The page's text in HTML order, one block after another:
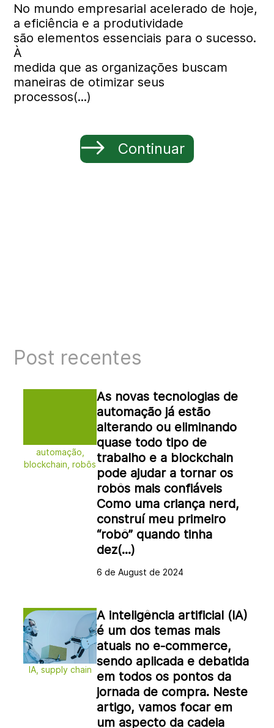
No mundo empresarial acelerado de hoje,
a eficiência e a produtividade
são elementos essenciais para o sucesso.
À
medida que as organizações buscam
maneiras de otimizar seus
processos(...)
Continuar
Post recentes
automação,
blockchain, robôs
As novas tecnologias de
automação já estão
alterando ou eliminando
quase todo tipo de
trabalho e a blockchain
pode ajudar a tornar os
robôs mais confiáveis
Como uma criança nerd,
construí meu primeiro
“robô” quando tinha
dez(...)
6 de August de 2024
IA, supply chain
A inteligência artificial (IA)
é um dos temas mais
atuais no e-commerce,
sendo aplicada e debatida
em todos os pontos da
jornada de compra. Neste
artigo, vamos focar em
um aspecto da cadeia